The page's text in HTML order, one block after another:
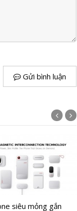
Gửi bình luận
siêu mỏng gắn